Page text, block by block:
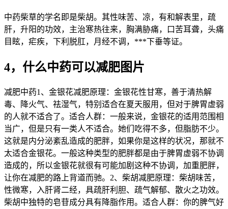
中药柴草的学名即是柴胡。其性味苦、凉，有和解表里，疏
肝，升阳的功效，主治寒热往来，胸满胁痛，口苦耳聋，头痛
目眩，疟疾，下利脱肛，月经不调，***下垂等证。
4，什么中药可以减肥图片
减肥中药1、金银花减肥原理：金银花性甘寒，善于清热解
毒、降火气、祛湿气，特别适合在夏天服用，但对于脾胃虚弱
的人就不适合了。适合人群：一般来说，金银花的适用范围相
当广，但是只有一类人不适合。她们吃得不多，但脂肪不少。
这就是内分泌紊乱造成的肥胖，如果你是这样的状况，那就不
太适合金银花。一般这种类型的肥胖都是由于脾胃虚弱不协调
造成的，所以金银花就很有可能加剧这种不协调，加重肥胖，
让你在减肥的路上背道而驰。2、柴胡减肥原理：柴胡味苦，
性微寒，入肝肾二经，具疏肝利胆、疏气解郁、散火之功效。
柴胡中独特的皂苷成分具有降脂作用。适合人群：你的脾气好